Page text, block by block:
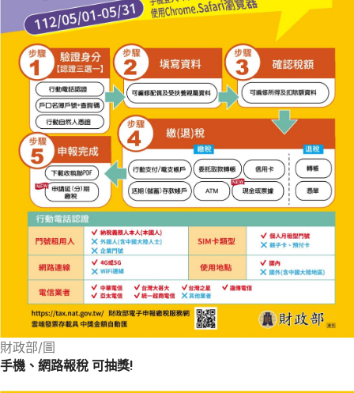
財政部/圖
手機、網路報稅 可抽獎!